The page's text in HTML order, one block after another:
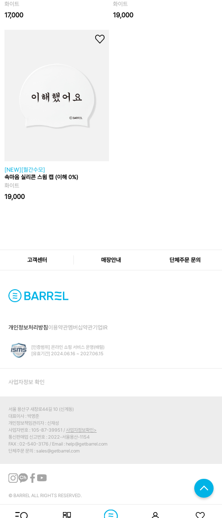
화이트
17,000
화이트
19,000
[NEW][월간수모]
속마음 실리콘 스윔 캡 (이해 0%)
화이트
19,000
고객센터 매장안내 단체주문 문의
개인정보처리방침이용약관멤버십약관기업IR
[인증범위] 온라인 쇼핑 서비스 운영(배럴)
[유효기간] 2024.06.16 ~ 2027.06.15
사업자정보 확인
서울 용산구 새창로44길 10 (신계동)
대표이사
박영준
개인정보책임관리자
신재성
사업자번호
105-87-39951 /사업자정보확인
통신판매업 신고번호
2022-서울용산-1154
FAX 02-540-3176 Email help@getbarrel.com
단체주문 문의
sales@getbarrel.com
© BARREL ALL RIGHTS RESERVED.